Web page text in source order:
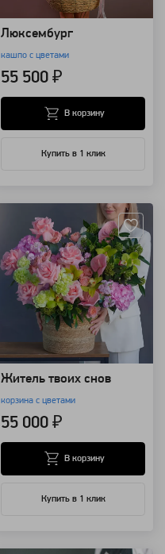
Люксембург
кашпо с цветами
55 500 ₽
Купить в 1 клик
В корзину
Житель твоих снов
корзина с цветами
55 000 ₽
Купить в 1 клик
В корзину